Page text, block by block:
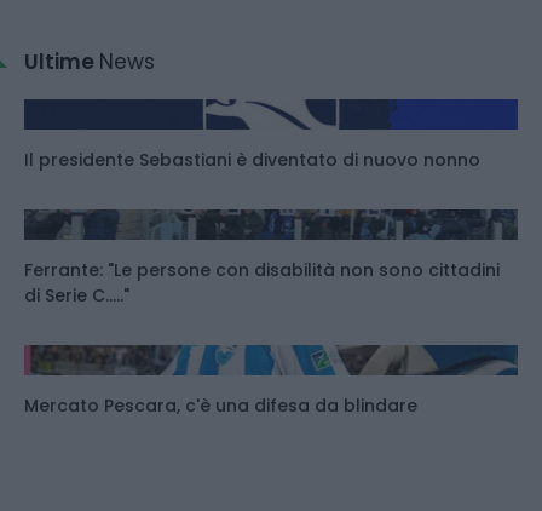
Ultime News
Il presidente Sebastiani è diventato di nuovo nonno
Ferrante: "Le persone con disabilità non sono cittadini
di Serie C....."
Mercato Pescara, c'è una difesa da blindare